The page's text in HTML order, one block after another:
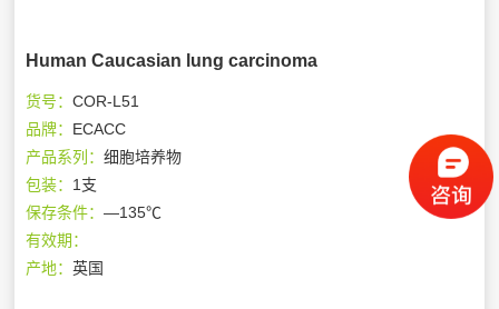
Human Caucasian lung carcinoma
货号：COR-L51
品牌： ECACC
产品系列：细胞培养物
包装： 1支
保存条件：—135℃
有效期：
产地：英国